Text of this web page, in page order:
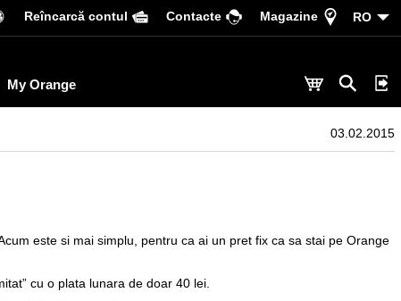
Reîncarcă contul Сontacte Magazine RO
My Orange
03.02.2015
este si mai simplu, pentru ca ai un pret fix ca sa stai pe Orange
cu o plata lunara de doar 40 lei.